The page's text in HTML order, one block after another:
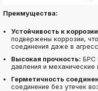
Преимущества:
Устойчивость к
подвержены коррозии,
соединения даже в
Высокая прочность: БРС
давления и механические
Герметичность
соединение без утечек